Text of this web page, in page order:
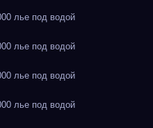
лье под водой
лье под водой
лье под водой
лье под водой